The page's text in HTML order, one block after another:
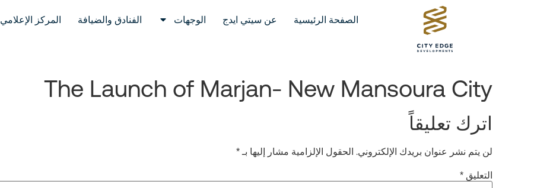
الصفحة الرئيسية عن سيتي ايدج الوجهات الفنادق والضيافة المركز الإعلامي
The Launch of Marjan- New Mansoura City
اترك تعليقاً
لن يتم نشر عنوان بريدك الإلكتروني. الحقول الإلزامية مشار إليها بـ *
التعليق *